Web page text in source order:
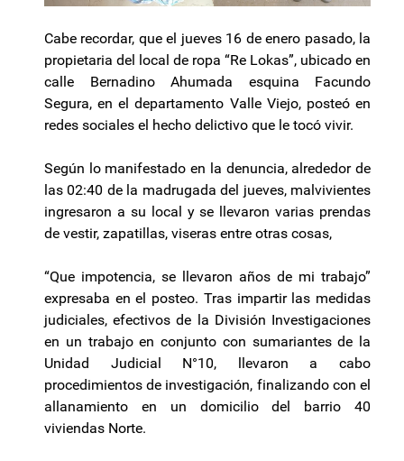
Cabe recordar, que el jueves 16 de enero pasado, la
propietaria del local de ropa “Re Lokas”, ubicado en
calle Bernadino Ahumada esquina Facundo
Segura, en el departamento Valle Viejo, posteó en
redes sociales el hecho delictivo que le tocó vivir.
Según lo manifestado en la denuncia, alrededor de
las 02:40 de la madrugada del jueves, malvivientes
ingresaron a su local y se llevaron varias prendas
de vestir, zapatillas, viseras entre otras cosas,
“Que impotencia, se llevaron años de mi trabajo”
expresaba en el posteo. Tras impartir las medidas
judiciales, efectivos de la División Investigaciones
en un trabajo en conjunto con sumariantes de la
Unidad Judicial N°10, llevaron a cabo
procedimientos de investigación, finalizando con el
allanamiento en un domicilio del barrio 40
viviendas Norte.